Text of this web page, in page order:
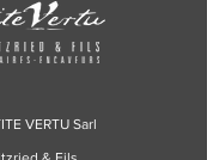
VERTU Sarl